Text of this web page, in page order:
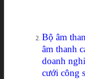
Bộ âm
âm thanh
doanh
cưới công